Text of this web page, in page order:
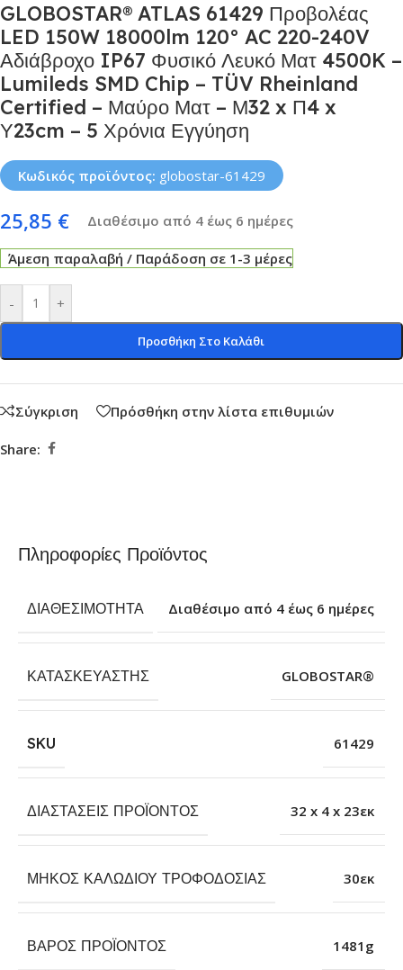
GLOBOSTAR® ATLAS 61429 Προβολέας
LED 150W 18000lm 120° AC 220-240V
Αδιάβροχο IP67 Φυσικό Λευκό Ματ 4500K –
Lumileds SMD Chip – TÜV Rheinland
Certified – Μαύρο Ματ – Μ32 x Π4 x
Υ23cm – 5 Χρόνια Εγγύηση
Κωδικός προϊόντος: globostar-61429
25,85 € Διαθέσιμο από 4 έως 6 ημέρες
Άμεση παραλαβή / Παράδοση σε 1-3 μέρες
- +
Προσθήκη Στο Καλάθι
Σύγκριση Πρόσθήκη στην λίστα επιθυμιών
Share:
Πληροφορίες Προϊόντος
ΔΙΑΘΕΣΙΜΌΤΗΤΑ Διαθέσιμο από 4 έως 6 ημέρες
ΚΑΤΑΣΚΕΥΑΣΤΉΣ GLOBOSTAR®
SKU 61429
ΔΙΑΣΤΆΣΕΙΣ ΠΡΟΪΌΝΤΟΣ 32 x 4 x 23εκ
ΜΉΚΟΣ ΚΑΛΩΔΊΟΥ ΤΡΟΦΟΔΟΣΊΑΣ 30εκ
ΒΆΡΟΣ ΠΡΟΪΌΝΤΟΣ 1481g